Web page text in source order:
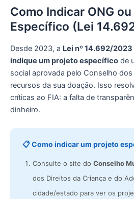
Como Indicar ONG
Específico (Lei
Desde 2023, a Lei nº 14.692/2023
indique um projeto específico de
social aprovada pelo Conselho
recursos da sua doação. Isso
críticas ao FIA: a falta de
dinheiro.
📋 Como indicar um projeto
Consulte o site do Conselho
dos Direitos da Criança e do
cidade/estado para ver os